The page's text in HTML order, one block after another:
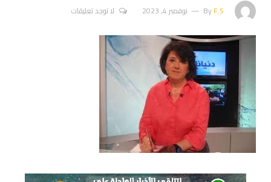
ByF.S نوفمبر 4, 2023 لا توجد تعليقات